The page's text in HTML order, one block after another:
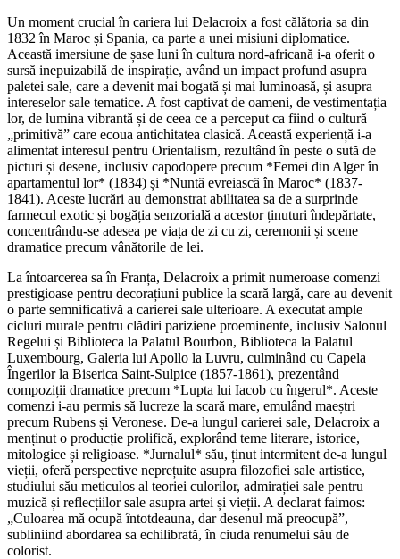
Un moment crucial în cariera lui Delacroix a fost călătoria sa din
1832 în Maroc și Spania, ca parte a unei misiuni diplomatice.
Această imersiune de șase luni în cultura nord-africană i-a oferit o
sursă inepuizabilă de inspirație, având un impact profund asupra
paletei sale, care a devenit mai bogată și mai luminoasă, și asupra
intereselor sale tematice. A fost captivat de oameni, de vestimentația
lor, de lumina vibrantă și de ceea ce a perceput ca fiind o cultură
„primitivă” care ecoua antichitatea clasică. Această experiență i-a
alimentat interesul pentru Orientalism, rezultând în peste o sută de
picturi și desene, inclusiv capodopere precum *Femei din Alger în
apartamentul lor* (1834) și *Nuntă evreiască în Maroc* (1837-
1841). Aceste lucrări au demonstrat abilitatea sa de a surprinde
farmecul exotic și bogăția senzorială a acestor ținuturi îndepărtate,
concentrându-se adesea pe viața de zi cu zi, ceremonii și scene
dramatice precum vânătorile de lei.
La întoarcerea sa în Franța, Delacroix a primit numeroase comenzi
prestigioase pentru decorațiuni publice la scară largă, care au devenit
o parte semnificativă a carierei sale ulterioare. A executat ample
cicluri murale pentru clădiri pariziene proeminente, inclusiv Salonul
Regelui și Biblioteca la Palatul Bourbon, Biblioteca la Palatul
Luxembourg, Galeria lui Apollo la Luvru, culminând cu Capela
Îngerilor la Biserica Saint-Sulpice (1857-1861), prezentând
compoziții dramatice precum *Lupta lui Iacob cu îngerul*. Aceste
comenzi i-au permis să lucreze la scară mare, emulând maeștri
precum Rubens și Veronese. De-a lungul carierei sale, Delacroix a
menținut o producție prolifică, explorând teme literare, istorice,
mitologice și religioase. *Jurnalul* său, ținut intermitent de-a lungul
vieții, oferă perspective neprețuite asupra filozofiei sale artistice,
studiului său meticulos al teoriei culorilor, admirației sale pentru
muzică și reflecțiilor sale asupra artei și vieții. A declarat faimos:
„Culoarea mă ocupă întotdeauna, dar desenul mă preocupă”,
subliniind abordarea sa echilibrată, în ciuda renumelui său de
colorist.